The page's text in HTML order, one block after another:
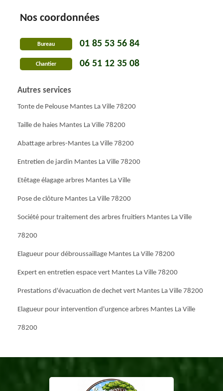
Nos coordonnées
Bureau 01 85 53 56 84
Chantier 06 51 12 35 08
Autres services
Tonte de Pelouse Mantes La Ville 78200
Taille de haies Mantes La Ville 78200
Abattage arbres-Mantes La Ville 78200
Entretien de jardin Mantes La Ville 78200
Etêtage élagage arbres Mantes La Ville
Pose de clôture Mantes La Ville 78200
Société pour traitement des arbres fruitiers Mantes La Ville
78200
Elagueur pour débroussaillage Mantes La Ville 78200
Expert en entretien espace vert Mantes La Ville 78200
Prestations d'évacuation de dechet vert Mantes La Ville 78200
Elagueur pour intervention d'urgence arbres Mantes La Ville
78200